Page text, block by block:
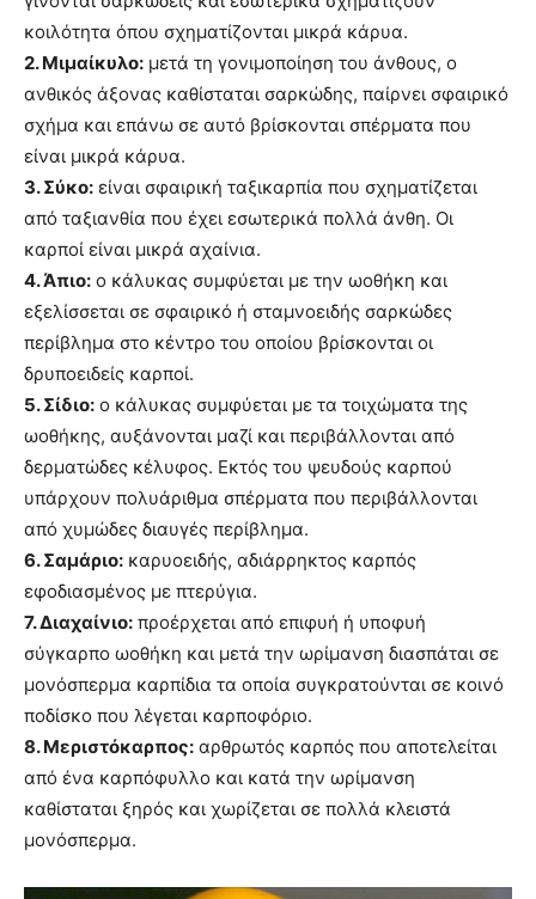
κοιλότητα όπου σχηματίζονται μικρά κάρυα.
2. Μιμαίκυλο: μετά τη γονιμοποίηση του άνθους, ο
ανθικός άξονας καθίσταται σαρκώδης, παίρνει σφαιρικό
σχήμα και επάνω σε αυτό βρίσκονται σπέρματα που
είναι μικρά κάρυα.
3. Σύκο: είναι σφαιρική ταξικαρπία που σχηματίζεται
από ταξιανθία που έχει εσωτερικά πολλά άνθη. Οι
καρποί είναι μικρά αχαίνια.
4. Άπιο: ο κάλυκας συμφύεται με την ωοθήκη και
εξελίσσεται σε σφαιρικό ή σταμνοειδής σαρκώδες
περίβλημα στο κέντρο του οποίου βρίσκονται οι
δρυποειδείς καρποί.
5. Σίδιο: ο κάλυκας συμφύεται με τα τοιχώματα της
ωοθήκης, αυξάνονται μαζί και περιβάλλονται από
δερματώδες κέλυφος. Εκτός του ψευδούς καρπού
υπάρχουν πολυάριθμα σπέρματα που περιβάλλονται
από χυμώδες διαυγές περίβλημα.
6. Σαμάριο: καρυοειδής, αδιάρρηκτος καρπός
εφοδιασμένος με πτερύγια.
7. Διαχαίνιο: προέρχεται από επιφυή ή υποφυή
σύγκαρπο ωοθήκη και μετά την ωρίμανση διασπάται σε
μονόσπερμα καρπίδια τα οποία συγκρατούνται σε κοινό
ποδίσκο που λέγεται καρποφόριο.
8. Μεριστόκαρπος: αρθρωτός καρπός που αποτελείται
από ένα καρπόφυλλο και κατά την ωρίμανση
καθίσταται ξηρός και χωρίζεται σε πολλά κλειστά
μονόσπερμα.